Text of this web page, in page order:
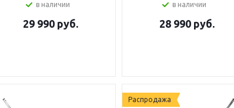
в наличии
29 990 руб.
в наличии
28 990 руб.
Распродажа